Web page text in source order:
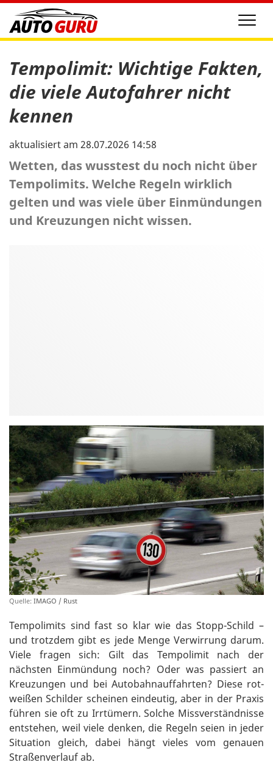
Tempolimit: Wichtige Fakten,
die viele Autofahrer nicht
kennen
aktualisiert am 28.07.2026 14:58
Wetten, das wusstest du noch nicht über
Tempolimits. Welche Regeln wirklich
gelten und was viele über Einmündungen
und Kreuzungen nicht wissen.
Quelle: IMAGO / Rust
Tempolimits sind fast so klar wie das Stopp-Schild –
und trotzdem gibt es jede Menge Verwirrung darum.
Viele fragen sich: Gilt das Tempolimit nach der
nächsten Einmündung noch? Oder was passiert an
Kreuzungen und bei Autobahnauffahrten? Diese rot-
weißen Schilder scheinen eindeutig, aber in der Praxis
führen sie oft zu Irrtümern. Solche Missverständnisse
entstehen, weil viele denken, die Regeln seien in jeder
Situation gleich, dabei hängt vieles vom genauen
Straßenverlauf ab.